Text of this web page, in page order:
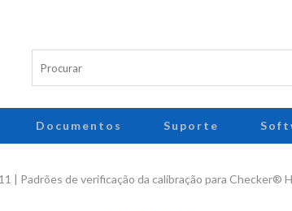
Documentos Suporte
| Padrões de verificação da calibração para Checker®